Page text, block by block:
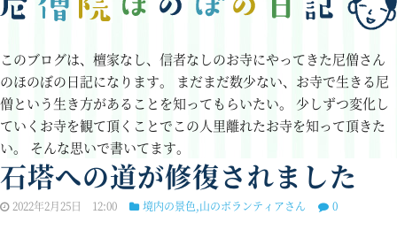
このブログは、檀家なし、信者なしのお寺にやってきた尼僧さん
のほのぼの日記になります。 まだまだ数少ない、お寺で生きる尼
僧という生き方があることを知ってもらいたい。
少しずつ変化し
ていくお寺を観て頂くことでこの人里離れたお寺を知って頂きた
い。 そんな思いで書いてます。
石塔への道が修復されました
2022年2月25日 12:00 境内の景色,山のボランティアさん 0